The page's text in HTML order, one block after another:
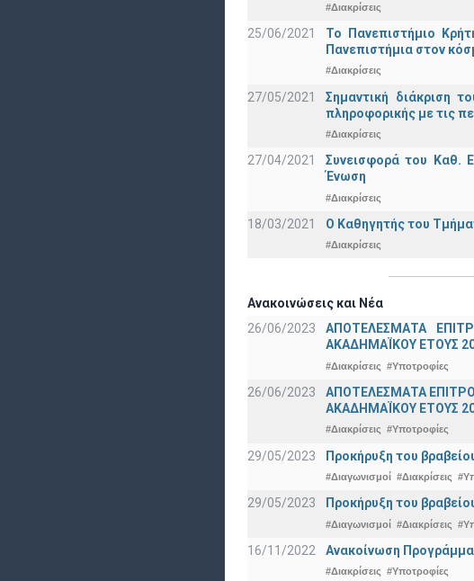
#Διακρίσεις
25/06/2021
Το Πανεπιστήμιο
Πανεπιστήμια στον
#Διακρίσεις
27/05/2021
Σημαντική διάκριση
πληροφορικής με τις
#Διακρίσεις
27/04/2021
Συνεισφορά του Καθ.
Ένωση
#Διακρίσεις
18/03/2021 Ο Καθηγητής του
#Διακρίσεις
Ανακοινώσεις και Νέα
26/06/2023
ΑΠΟΤΕΛΕΣΜΑΤΑ
ΑΚΑΔΗΜΑΪΚΟΥ ΕΤΟΥΣ
#Διακρίσεις #Υποτροφίες
26/06/2023
ΑΠΟΤΕΛΕΣΜΑΤΑ
ΑΚΑΔΗΜΑΪΚΟΥ ΕΤΟΥΣ
#Διακρίσεις #Υποτροφίες
29/05/2023 Προκήρυξη του
#Διαγωνισμοί #Διακρίσεις
29/05/2023 Προκήρυξη του
#Διαγωνισμοί #Διακρίσεις
16/11/2022 Ανακοίνωση
#Διακρίσεις #Υποτροφίες